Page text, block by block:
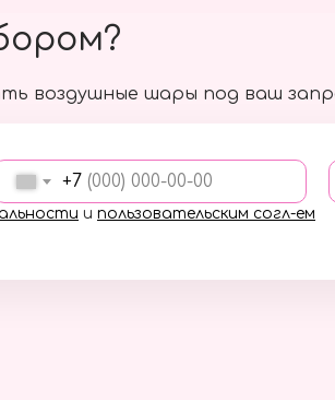
воздушные шары под ваш
+7
и пользовательским согл-ем